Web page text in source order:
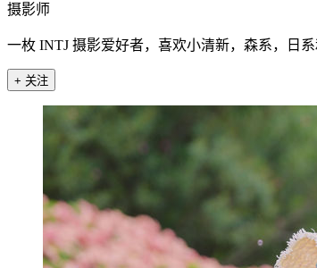
摄影师
一枚 INTJ 摄影爱好者，喜欢小清新，森系，日系
+ 关注